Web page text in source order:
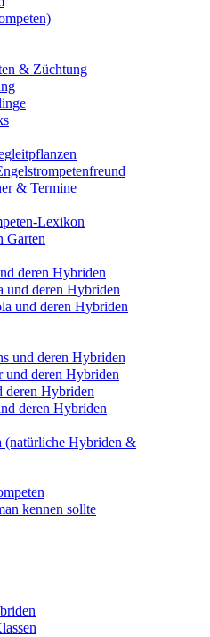
& Züchtung
& Termine
Lexikon
Garten
deren Hybriden
deren Hybriden
und deren Hybriden
und deren Hybriden
deren Hybriden
Hybriden
deren Hybriden
Hybriden &
kennen sollte